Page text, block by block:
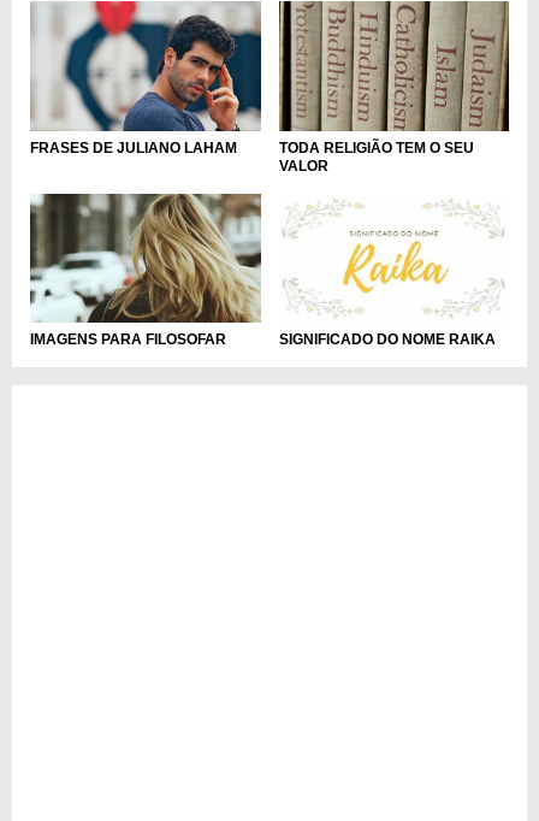
FRASES DE JULIANO LAHAM
TODA RELIGIÃO TEM O SEU
VALOR
IMAGENS PARA FILOSOFAR SIGNIFICADO DO NOME RAIKA